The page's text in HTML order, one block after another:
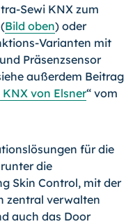
Sewi KNX zum
Bild oben) oder
Varianten mit
Präsenzsensor
außerdem Beitrag
von Elsner“ vom
für die
die
Skin Control, mit der
zentral verwalten
auch das Door